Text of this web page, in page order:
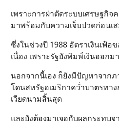
เพราะการผ่าตัดระบบเศรษฐกิ
มาพร้อมกับความเจ็บปวดก่อนเ
ซึ่งในช่วงปี 1988 อัตราเงินเฟ้อ
เนื่อง เพราะรัฐยังพิมพ์เงินออก
นอกจากนี้เอง ก็ยังมีปัญหาจาก
โดนสหรัฐอเมริกาคว่ำบาตรทา
เวียดนามสิ้นสุด
และยังต้องมาเจอกับผลกระทบ